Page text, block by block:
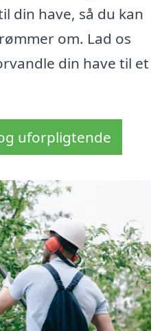
din have, så du kan
om. Lad os
din have til et
uforpligtende